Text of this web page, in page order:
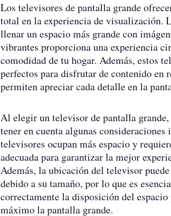
Los televisores de pantalla grande
total en la experiencia de visualización.
llenar un espacio más grande con
vibrantes proporciona una experiencia
comodidad de tu hogar. Además, estos
perfectos para disfrutar de contenido en
permiten apreciar cada detalle en la
Al elegir un televisor de pantalla
tener en cuenta algunas consideraciones
televisores ocupan más espacio y
adecuada para garantizar la mejor
Además, la ubicación del televisor
debido a su tamaño, por lo que es
correctamente la disposición del espacio
máximo la pantalla grande.